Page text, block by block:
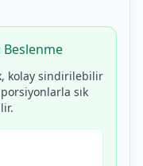
Beslenme
kolay sindirilebilir
sık